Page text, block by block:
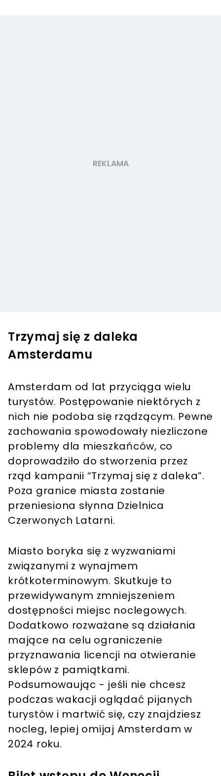
Trzymaj się z daleka
Amsterdamu
Amsterdam od lat przyciąga wielu
turystów. Postępowanie niektórych z
nich nie podoba się rządzącym. Pewne
zachowania spowodowały niezliczone
problemy dla mieszkańców, co
doprowadziło do stworzenia przez
rząd kampanii “Trzymaj się z daleka”.
Poza granice miasta zostanie
przeniesiona słynna Dzielnica
Czerwonych Latarni.
Miasto boryka się z wyzwaniami
związanymi z wynajmem
krótkoterminowym. Skutkuje to
przewidywanym zmniejszeniem
dostępności miejsc noclegowych.
Dodatkowo rozważane są działania
mające na celu ograniczenie
przyznawania licencji na otwieranie
sklepów z pamiątkami.
Podsumowaując - jeśli nie chcesz
podczas wakacji oglądać pijanych
turystów i martwić się, czy znajdziesz
nocleg, lepiej omijaj Amsterdam w
2024 roku.